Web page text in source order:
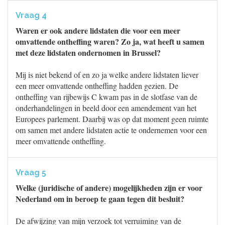
Vraag 4
Waren er ook andere lidstaten die voor een meer
omvattende ontheffing waren? Zo ja, wat heeft u samen
met deze lidstaten ondernomen in Brussel?
Mij is niet bekend of en zo ja welke andere lidstaten liever
een meer omvattende ontheffing hadden gezien. De
ontheffing van rijbewijs C kwam pas in de slotfase van de
onderhandelingen in beeld door een amendement van het
Europees parlement. Daarbij was op dat moment geen ruimte
om samen met andere lidstaten actie te ondernemen voor een
meer omvattende ontheffing.
Vraag 5
Welke (juridische of andere) mogelijkheden zijn er voor
Nederland om in beroep te gaan tegen dit besluit?
De afwijzing van mijn verzoek tot verruiming van de